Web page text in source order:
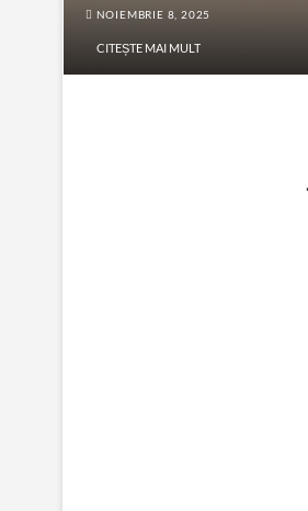
NOIEMBRIE 8, 2025
CITEȘTE MAI MULT